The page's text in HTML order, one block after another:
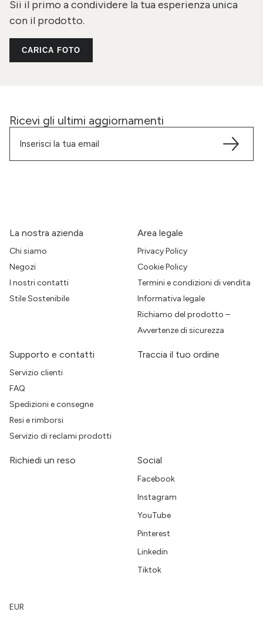
Sii il primo a condividere la tua esperienza unica
con il prodotto.
CARICA FOTO
Ricevi gli ultimi aggiornamenti
La nostra azienda
Chi siamo
Negozi
I nostri contatti
Stile Sostenibile
Area legale
Privacy Policy
Cookie Policy
Termini e condizioni di vendita
Informativa legale
Richiamo del prodotto –
Avvertenze di sicurezza
Supporto e contatti
Servizio clienti
FAQ
Spedizioni e consegne
Resi e rimborsi
Servizio di reclami prodotti
Traccia il tuo ordine
Richiedi un reso Social
Facebook
Instagram
YouTube
Pinterest
Linkedin
Tiktok
EUR